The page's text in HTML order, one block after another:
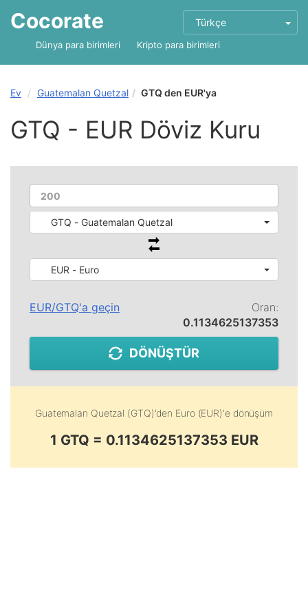
Cocorate Türkçe
Dünya para birimleri Kripto para birimleri
Ev Guatemalan Quetzal GTQ den EUR'ya
GTQ - EUR Döviz Kuru
GTQ - Guatemalan Quetzal
EUR - Euro
EUR/GTQ'a geçin
Oran:
0.1134625137353
DÖNÜŞTÜR
Guatemalan Quetzal (GTQ)'den Euro (EUR)'e dönüşüm
1 GTQ = 0.1134625137353 EUR